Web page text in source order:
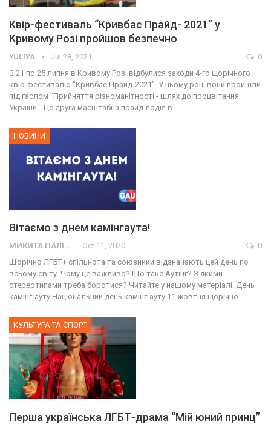
Квір-фестиваль “Кривбас Прайд- 2021” у
Кривому Розі пройшов безпечно
YULIYA Jul 28, 2021
0
З 21 по 25 липня в Кривому Розі відбулися заходи 4-го щорічного
квір-фестивалю “Кривбас Прайд-2021”. У цьому році вони пройшли
під гаслом "Прийняття різноманітності - шлях до процвітання
України". Це друга масштабна прайд-подія в…
НОВИНИ
Вітаємо з днем камінгаута!
МИКИТА ПАЛІЙ Oct 11, 2020
0
Щорічно ЛГБТ+ спільнота та союзники відзначають цей день по
всьому світу. Чому це важливо? Що таке Аутінг? З якими
стереотипами треба боротися? Читайте у нашому матеріалі. День
камінг-ауту Національний день камінг-ауту 11 жовтня щорічно…
КУЛЬТУРА ТА СПОРТ
Перша українська ЛГБТ-драма “Мій юний принц”